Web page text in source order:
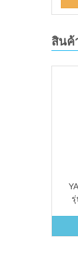
สินค้